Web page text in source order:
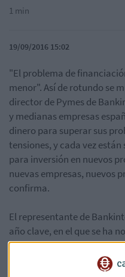
1 min
19/09/2016 15:02
"El problema de
menor". Así de rotundo se
director de Pymes de
y medianas empresas
dinero para superar sus
tensiones, y cada vez
para inversión en nuevos
nuevas empresas, nuevos
confirma.
El representante de
año clave, en el que se ha
empresas. Asegura que la
ha estado tan barata.